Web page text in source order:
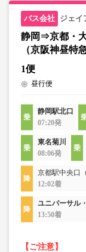
ジェイ
静岡⇒京都・
（京阪神昼特
1便
昼行便
静岡駅北口
07:20発
東名菊川
08:06発
京都駅中央口
12:02着
ユニバーサル
13:50着
【ご注意】